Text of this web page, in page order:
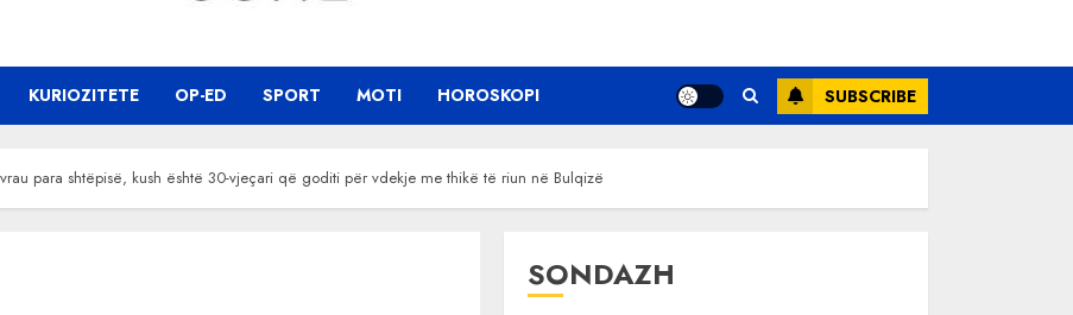
KURIOZITETE OP-ED SPORT MOTI HOROSKOPI SUBSCRIBE
para shtëpisë, kush është 30-vjeçari që goditi për vdekje me thikë të riun në Bulqizë
SONDAZH